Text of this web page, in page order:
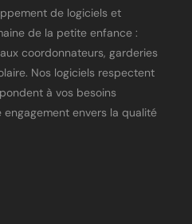
de logiciels et
de la petite enfance :
coordonnateurs, garderies
Nos logiciels respectent
à vos besoins
envers la qualité